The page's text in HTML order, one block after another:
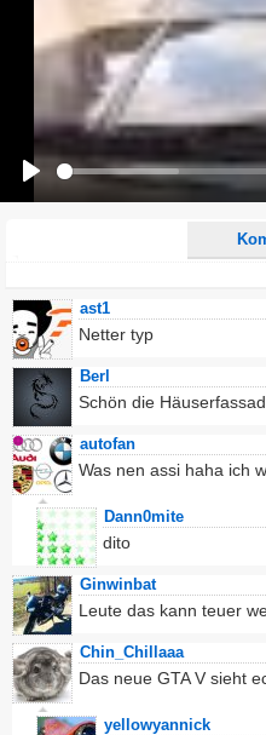
Alle HTML-Tags außer <br>, <strike> und
URLs werden automatisch umgewandelt.
Ich möchte eine E-Mail, wenn zu
Ich möchte eine E-Mail, wenn auf
ast1
Netter typ
Berl
Schön die
autofan
Was nen assi haha ich
Dann0mite
dito
Ginwinbat
Leute das kann teuer
Chin_Chillaaa
Das neue GTA V sieht
yellowyannick